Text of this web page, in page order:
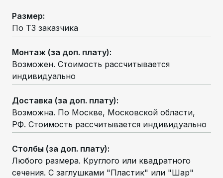
Размер:
По ТЗ заказчика
Монтаж (за доп. плату):
Возможен. Стоимость рассчитывается
индивидуально
Доставка (за доп. плату):
Возможна. По Москве, Московской области,
РФ. Стоимость рассчитывается индивидуально
Столбы (за доп. плату):
Любого размера. Круглого или квадратного
сечения. С заглушками "Пластик" или "Шар"